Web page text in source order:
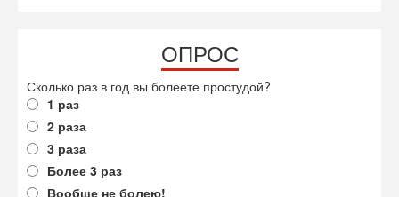
ОПРОС
Сколько раз в год вы болеете простудой?
1 раз
2 раза
3 раза
Более 3 раз
Вообще не болею!